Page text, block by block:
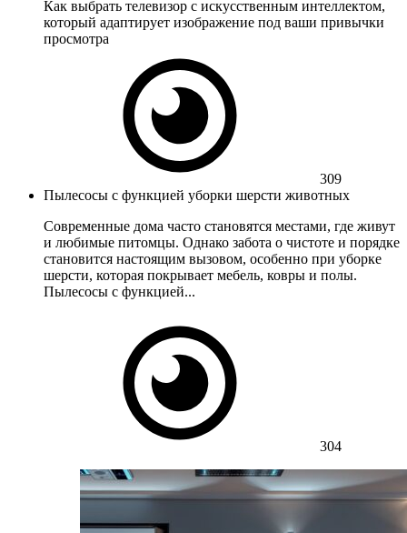
Как выбрать телевизор с искусственным интеллектом,
который адаптирует изображение под ваши привычки
просмотра
309
Пылесосы с функцией уборки шерсти животных
Современные дома часто становятся местами, где живут
и любимые питомцы. Однако забота о чистоте и порядке
становится настоящим вызовом, особенно при уборке
шерсти, которая покрывает мебель, ковры и полы.
Пылесосы с функцией...
304